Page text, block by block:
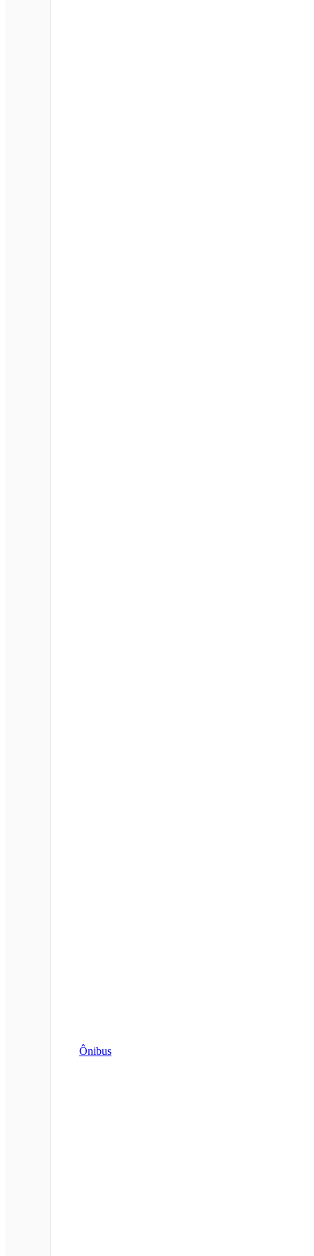
Ônibus